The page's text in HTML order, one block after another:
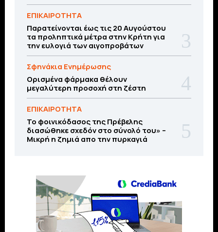
ΕΠΙΚΑΙΡΟΤΗΤΑ
Παρατείνονται έως τις 20 Αυγούστου
τα προληπτικά μέτρα στην Κρήτη για
την ευλογιά των αιγοπροβάτων
Σφηνάκια Ενημέρωσης
Ορισμένα φάρμακα θέλουν
μεγαλύτερη προσοχή στη ζέστη
ΕΠΙΚΑΙΡΟΤΗΤΑ
Το φοινικόδασος της Πρέβελης
διασώθηκε σχεδόν στο σύνολό του» –
Μικρή η ζημιά απο την πυρκαγιά